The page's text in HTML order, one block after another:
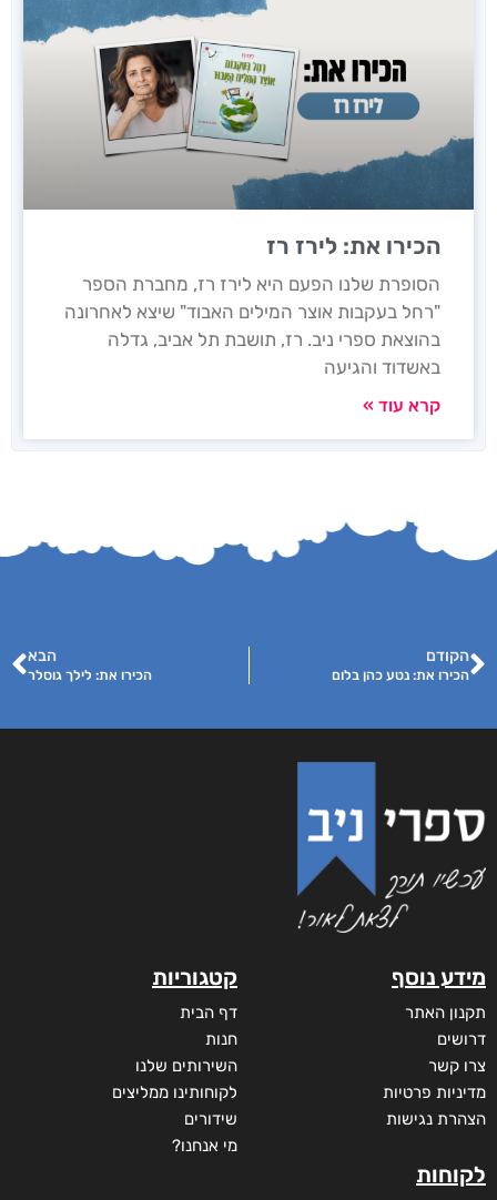
הכירו את: לירז רז
הסופרת שלנו הפעם היא לירז רז, מחברת הספר
"רחל בעקבות אוצר המילים האבוד" שיצא לאחרונה
בהוצאת ספרי ניב. רז, תושבת תל אביב, גדלה
באשדוד והגיעה
קרא עוד »
הקודם
הכירו את: נטע כהן בלום
הבא
הכירו את: לילך גוסלר
מידע נוסף
תקנון האתר
דרושים
צרו קשר
מדיניות פרטיות
הצהרת נגישות
לקוחות
קטגוריות
דף הבית
חנות
השירותים שלנו
לקוחותינו ממליצים
שידורים
מי אנחנו?